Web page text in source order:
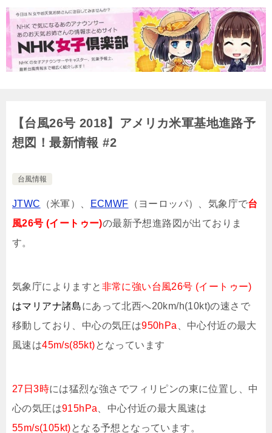
【台風26号 2018】アメリカ米軍基地進路予
想図！最新情報 #2
台風情報
JTWC （米軍）、 ECMWF （ヨーロッパ）、気象庁で台
風26号 (イートゥー)の最新予想進路図が出ておりま
す。
気象庁によりますと 非常に強い台風26号 (イートゥー)
はマリアナ諸島にあって北西へ20km/h(10kt)の速さで
移動しており、中心の気圧は950hPa 、中心付近の最大
風速は45m/s(85kt)となっています
27日3時には猛烈な強さでフィリピンの東に位置し、中
心の気圧は915hPa 、中心付近の最大風速は
55m/s(105kt)となる予想となっています。